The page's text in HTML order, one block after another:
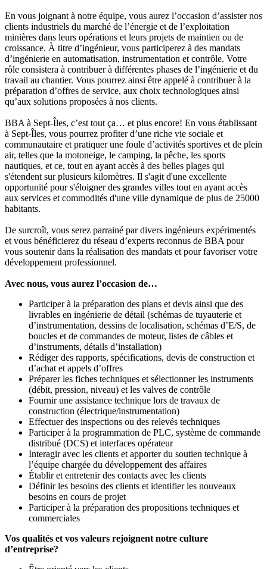
En vous joignant à notre équipe, vous aurez l’occasion d’assister nos
clients industriels du marché de l’énergie et de l’exploitation
minières dans leurs opérations et leurs projets de maintien ou de
croissance. À titre d’ingénieur, vous participerez à des mandats
d’ingénierie en automatisation, instrumentation et contrôle. Votre
rôle consistera à contribuer à différentes phases de l’ingénierie et du
travail au chantier. Vous pourrez ainsi être appelé à contribuer à la
préparation d’offres de service, aux choix technologiques ainsi
qu’aux solutions proposées à nos clients.
BBA à Sept-Îles, c’est tout ça… et plus encore! En vous établissant
à Sept-Îles, vous pourrez profiter d’une riche vie sociale et
communautaire et pratiquer une foule d’activités sportives et de plein
air, telles que la motoneige, le camping, la pêche, les sports
nautiques, et ce, tout en ayant accès à des belles plages qui
s'étendent sur plusieurs kilomètres. Il s'agit d'une excellente
opportunité pour s'éloigner des grandes villes tout en ayant accès
aux services et commodités d'une ville dynamique de plus de 25000
habitants.
De surcroît, vous serez parrainé par divers ingénieurs expérimentés
et vous bénéficierez du réseau d’experts reconnus de BBA pour
vous soutenir dans la réalisation des mandats et pour favoriser votre
développement professionnel.
Avec nous, vous aurez l’occasion de…
Participer à la préparation des plans et devis ainsi que des
livrables en ingénierie de détail (schémas de tuyauterie et
d’instrumentation, dessins de localisation, schémas d’E/S, de
boucles et de commandes de moteur, listes de câbles et
d’instruments, détails d’installation)
Rédiger des rapports, spécifications, devis de construction et
d’achat et appels d’offres
Préparer les fiches techniques et sélectionner les instruments
(débit, pression, niveau) et les valves de contrôle
Fournir une assistance technique lors de travaux de
construction (électrique/instrumentation)
Effectuer des inspections ou des relevés techniques
Participer à la programmation de PLC, système de commande
distribué (DCS) et interfaces opérateur
Interagir avec les clients et apporter du soutien technique à
l’équipe chargée du développement des affaires
Établir et entretenir des contacts avec les clients
Définir les besoins des clients et identifier les nouveaux
besoins en cours de projet
Participer à la préparation des propositions techniques et
commerciales
Vos qualités et vos valeurs rejoignent notre culture
d’entreprise?